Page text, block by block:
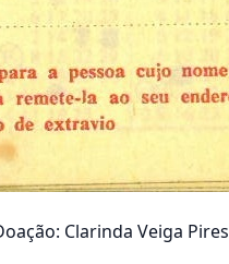
Clarinda Veiga Pires